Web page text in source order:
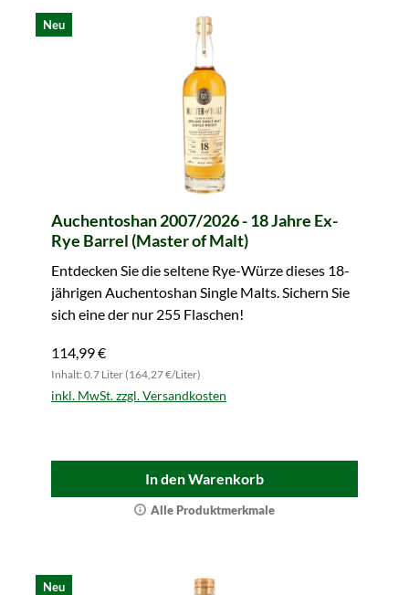
Neu
Auchentoshan 2007/2026 - 18 Jahre Ex-
Rye Barrel (Master of Malt)
Entdecken Sie die seltene Rye-Würze dieses 18-
jährigen Auchentoshan Single Malts. Sichern Sie
sich eine der nur 255 Flaschen!
114,99 €
Inhalt: 0.7 Liter (164,27 €/Liter)
inkl. MwSt. zzgl. Versandkosten
In den Warenkorb
Alle Produktmerkmale
Neu